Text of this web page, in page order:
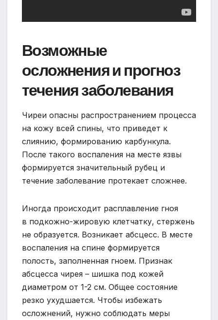
Возможные
осложнения и прогноз
течения заболевания
Чиреи опасны распространением процесса
на кожу всей спины, что приведет к
слиянию, формированию карбункула.
После такого воспаления на месте язвы
формируется значительный рубец и
течение заболевание протекает сложнее.
Иногда происходит расплавление гноя
в подкожно-жировую клетчатку, стержень
не образуется. Возникает абсцесс. В месте
воспаления на спине формируется
полость, заполненная гноем. Признак
абсцесса чирея – шишка под кожей
диаметром от 1-2 см. Общее состояние
резко ухудшается. Чтобы избежать
осложнений, нужно соблюдать меры